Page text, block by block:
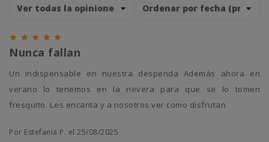
    
Nunca fallan
Un indispensable en nuestra despenda Además ahora en
verano lo tenemos en la nevera para que se lo tomen
fresquito. Les encanta y a nosotros ver como disfrutan
Por Estefania P. el 25/08/2025